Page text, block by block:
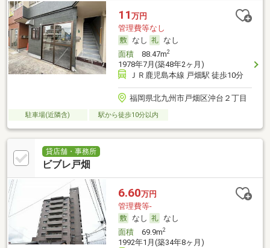
11 万円
管理費等なし
なし
なし
面積88.47m2
1978年7月(築48年2ヶ月)
ＪＲ鹿児島本線 戸畑駅 徒歩10分
福岡県北九州市戸畑区沖台２丁目
駐車場(近隣含) 駅から徒歩10分以内
貸店舗・事務所
ビブレ戸畑
6.60万円
管理費等-
なし
なし
面積69.9m2
1992年1月(築34年8ヶ月)